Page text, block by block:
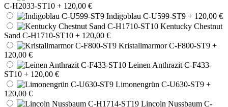
C-H2033-ST10 + 120,00 €
Indigoblau C-U599-ST9 + 120,00 €
Kentucky Chestnut
Sand C-H1710-ST10 + 120,00 €
Kristallmarmor C-F800-ST9 +
120,00 €
Leinen Anthrazit C-F433-
ST10 + 120,00 €
Limonengrün C-U630-ST9 +
120,00 €
Lincoln Nussbaum C-